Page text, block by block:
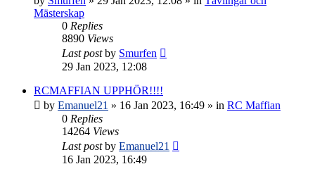
Mästerskap
0 Replies
8890 Views
Last postby Smurfen
29 Jan 2023, 12:08
RCMAFFIAN UPPHÖR!!!!
by Emanuel21 » 16 Jan 2023, 16:49 » in RC Maffian
0 Replies
14264 Views
Last postby Emanuel21
16 Jan 2023, 16:49